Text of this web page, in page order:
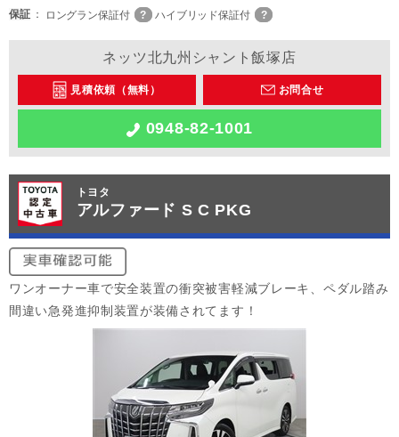
保証
ロングラン保証付 ハイブリッド保証付
ネッツ北九州シャント飯塚店
見積依頼（無料） お問合せ
0948-82-1001
トヨタ
アルファード S C PKG
ワンオーナー車で安全装置の衝突被害軽減ブレーキ、ペダル踏み
間違い急発進抑制装置が装備されてます！